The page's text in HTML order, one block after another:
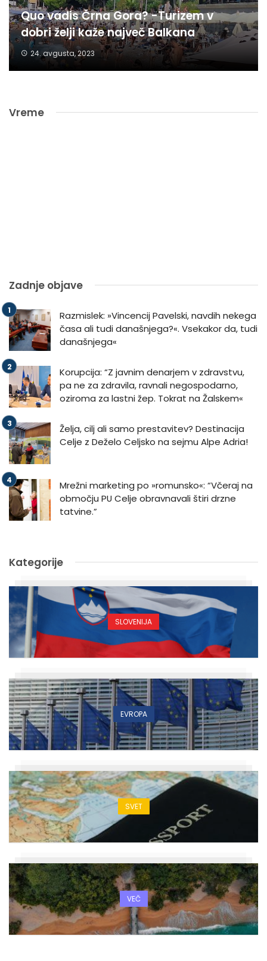
Quo vadis Črna Gora? -Turizem v
dobri želji kaže največ Balkana
24. avgusta, 2023
Vreme
Zadnje objave
Razmislek: »Vincencij Pavelski, navdih nekega
časa ali tudi današnjega?«. Vsekakor da, tudi
današnjega«
Korupcija: “Z javnim denarjem v zdravstvu,
pa ne za zdravila, ravnali negospodarno,
oziroma za lastni žep. Tokrat na Žalskem«
Želja, cilj ali samo prestavitev? Destinacija
Celje z Deželo Celjsko na sejmu Alpe Adria!
Mrežni marketing po »romunsko«: “Včeraj na
območju PU Celje obravnavali štiri drzne
tatvine.”
Kategorije
SLOVENIJA
EVROPA
SVET
VEČ